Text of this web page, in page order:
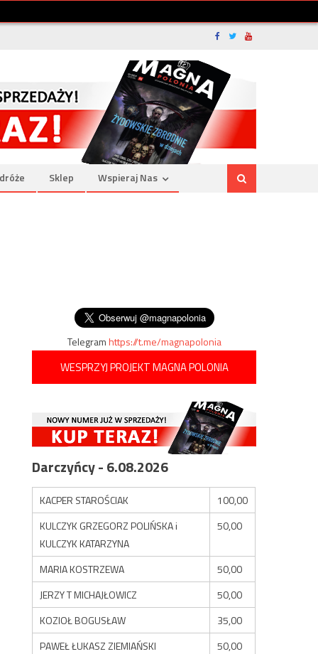
Sklep Wspieraj Nas
Telegramhttps://t.me/magnapolonia
WESPRZYJ PROJEKT MAGNA POLONIA
Darczyńcy - 6.08.2026
KACPER STAROŚCIAK
100,00
KULCZYK GRZEGORZ POLIŃSKA i
KULCZYK KATARZYNA
50,00
MARIA KOSTRZEWA
50,00
JERZY T MICHAJŁOWICZ
50,00
KOZIOŁ BOGUSŁAW
35,00
PAWEŁ ŁUKASZ ZIEMIAŃSKI
50,00